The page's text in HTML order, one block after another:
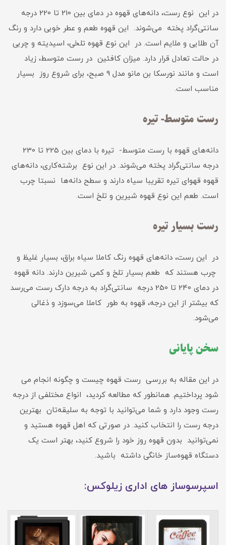
در این نوع رست، دانه‌های قهوه در دمای بین 210 تا 220 درجه
سانتی‌گراد پخته می‌شوند. این قهوه طعم و عطر خوبی دارد و رنگ
آن طلایی و ملایم است. در این نوع قهوه تلخی، اسیدیته و چربی
در حالت تعادل قرار دارد. میزان کافئین در رست متوسط، زیاد
است و مانند نورسکا بن مانو مدل 9 صبح، برای شروع روز بسیار
مناسب است.
رست متوسط- تیره
دانه‌های قهوه با رست متوسط- تیره با دمای بین 225 تا 230
درجه سانتی‌گراد پخته می‌شوند. در این نوع برشته‌کاری، دانه‌های
قهوه قهو‌ای تیره تقریبا سیاه دارند و سطح دانه‌ها نسبتا چرب
است. طعم این نوع قهوه شیرین و تلخ است.
رست بسیار تیره
در این رست، دانه‌های قهوه رنگ کاملا سیاه براق، بسیار غلیظ و
چرب هستند که طعم بسیار تلخ و کمی شیرین دارند. دانه قهوه
در دمای 240 تا 250 درجه سانتی‌گراد به درجه دارک رست می‌رسد
که بیشتر از این درجه، قهوه به طور کاملا می‌سوزد و ذغالی
می‌شود.
سخن پایانی
در این مقاله به بررسی رست قهوه چیست و چگونه انجام می‌
شود پرداختیم. همانطور که مطالعه کردید، انواع مختلفی از درجه
رست وجود دارد و شما می‌توانید با توجه به سلیقه‌تان بهترین
درجه رست را انتخاب کنید. در صورتی که اهل قهوه هستید و
نمی‌توانید بدون قهوه روز خود را شروع کنید، بهتر است یک
دستگاه قهوه‌ساز خانگی داشته باشید.
اسپرسوساز های اداری زیلوکس: